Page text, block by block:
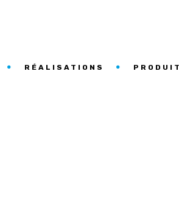
RÉALISATIONS